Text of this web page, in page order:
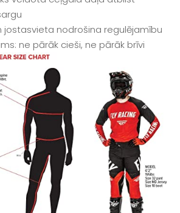
jostasvieta nodrošina regulējamību
ne pārāk cieši, ne pārāk brīvi